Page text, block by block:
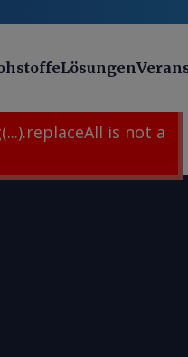
Lösungen
is not a